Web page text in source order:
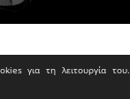
για τη λειτουργία του.